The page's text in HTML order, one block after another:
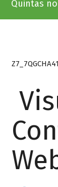
Quintas no